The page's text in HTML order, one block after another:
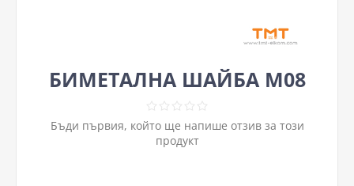
БИМЕТАЛНА ШАЙБА М08
Бъди първия, който ще напише отзив за този
продукт